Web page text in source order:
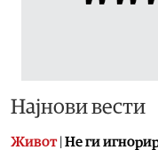
Најнови вести
Живот| Не ги